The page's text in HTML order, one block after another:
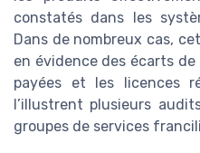
constatés dans les
Dans de nombreux cas,
en évidence des écarts
payées et les licences
l’illustrent plusieurs
groupes de services